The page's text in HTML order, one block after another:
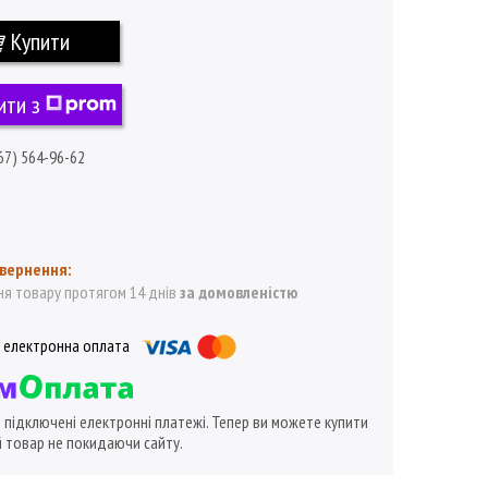
Купити
з
564-96-62
товару протягом 14 днів за домовленістю
підключені електронні платежі. Тепер ви можете купити
не покидаючи сайту.